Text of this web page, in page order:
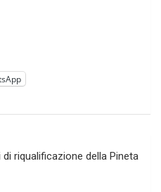
riqualificazione della Pineta